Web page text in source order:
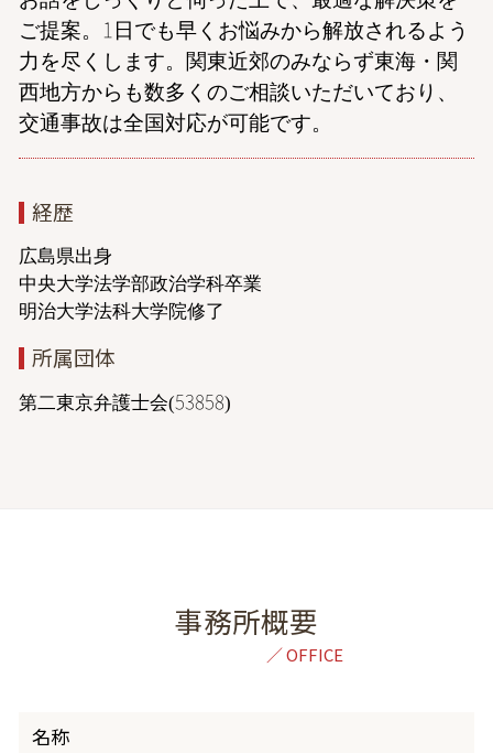
ご提案。1日でも早くお悩みから解放されるよう
力を尽くします。関東近郊のみならず東海・関
西地方からも数多くのご相談いただいており、
交通事故は全国対応が可能です。
経歴
広島県出身
中央大学法学部政治学科卒業
明治大学法科大学院修了
所属団体
第二東京弁護士会(53858)
事務所概要
名称